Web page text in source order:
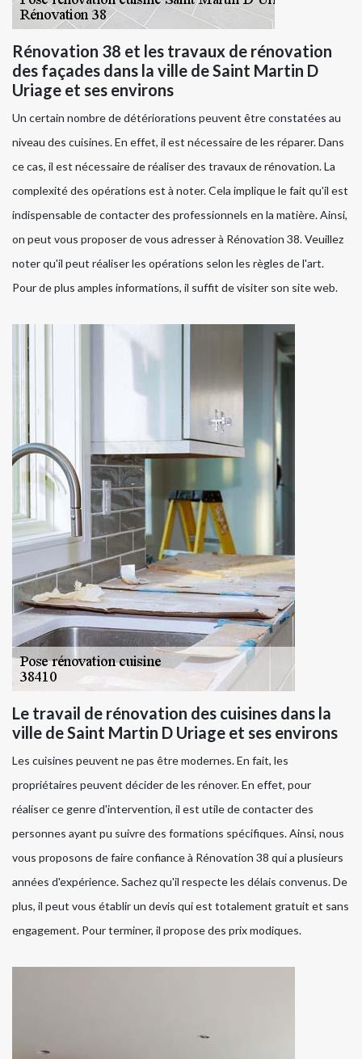
Rénovation 38 et les travaux de rénovation
des façades dans la ville de Saint Martin D
Uriage et ses environs
Un certain nombre de détériorations peuvent être constatées au
niveau des cuisines. En effet, il est nécessaire de les réparer. Dans
ce cas, il est nécessaire de réaliser des travaux de rénovation. La
complexité des opérations est à noter. Cela implique le fait qu'il est
indispensable de contacter des professionnels en la matière. Ainsi,
on peut vous proposer de vous adresser à Rénovation 38. Veuillez
noter qu'il peut réaliser les opérations selon les règles de l'art.
Pour de plus amples informations, il suffit de visiter son site web.
Le travail de rénovation des cuisines dans la
ville de Saint Martin D Uriage et ses environs
Les cuisines peuvent ne pas être modernes. En fait, les
propriétaires peuvent décider de les rénover. En effet, pour
réaliser ce genre d'intervention, il est utile de contacter des
personnes ayant pu suivre des formations spécifiques. Ainsi, nous
vous proposons de faire confiance à Rénovation 38 qui a plusieurs
années d'expérience. Sachez qu'il respecte les délais convenus. De
plus, il peut vous établir un devis qui est totalement gratuit et sans
engagement. Pour terminer, il propose des prix modiques.